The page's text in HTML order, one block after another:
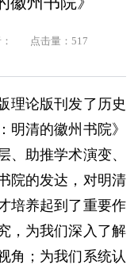
点击量： 517
理论版刊发了历史
明清的徽州书院》
、助推学术演变、
院的发达，对明清
培养起到了重要作
，为我们深入了解
角；为我们系统认